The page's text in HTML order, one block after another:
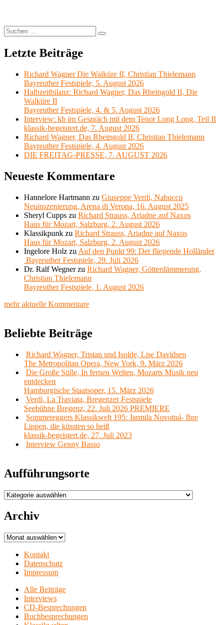
Suchen
nach:
Suchen
Letzte Beiträge
Richard Wagner Die Walküre II, Christian Thielemann
Bayreuther Festspiele, 5. August 2026
Halbzeitbilanz: Richard Wagner, Das Rheingold II, Die
Walküre II
Bayreuther Festspiele, 4. & 5. August 2026
Interview: kb im Gespräch mit dem Tenor Long Long, Teil II
klassik-begeistert.de, 7. August 2026
Richard Wagner, Das Rheingold II, Christian Thielemann
Bayreuther Festspiele, 4. August 2026
DIE FREITAG-PRESSE, 7. AUGUST 2026
Neueste Kommentare
Hannelore Hartmann zu Giuseppe Verdi, Nabucco
Neuinszenierung, Arena di Verona, 16. August 2025
Sheryl Cupps zu Richard Strauss, Ariadne auf Naxos
Haus für Mozart, Salzburg, 2. August 2026
Klassikpunk zu Richard Strauss, Ariadne auf Naxos
Haus für Mozart, Salzburg, 2. August 2026
Ingelore Holz zu Auf den Punkt 99: Der fliegende Holländer
Bayreuther Festspiele, 29. Juli 2026
Dr. Ralf Wegnerzu Richard Wagner, Götterdämmerung,
Christian Thielemann
Bayreuther Festspiele, 1. August 2026
mehr aktuelle Kommentare
Beliebte Beiträge
Richard Wagner, Tristan und Isolde, Lise Davidsen
The Metropolitan Opera, New York, 9. März 2026
Die Große Stille, In fernen Welten, Mozarts Musik neu
entdecken
Hamburgische Staatsoper, 15. März 2026
Verdi, La Traviata, Bregenzer Festspiele
Seebühne Bregenz, 22. Juli 2026 PREMIERE
Sommereggers Klassikwelt 195: Jarmila Novotná- Ihre
Lippen, die küssten so heiß
klassik-begeistert.de, 27. Juli 2023
Interview Genny Basso
Aufführungsorte
Aufführungsorte
Archiv
Archiv
Kontakt
Datenschutz
Impressum
Alle Beiträge
Interviews
CD-Besprechungen
Buchbesprechungen